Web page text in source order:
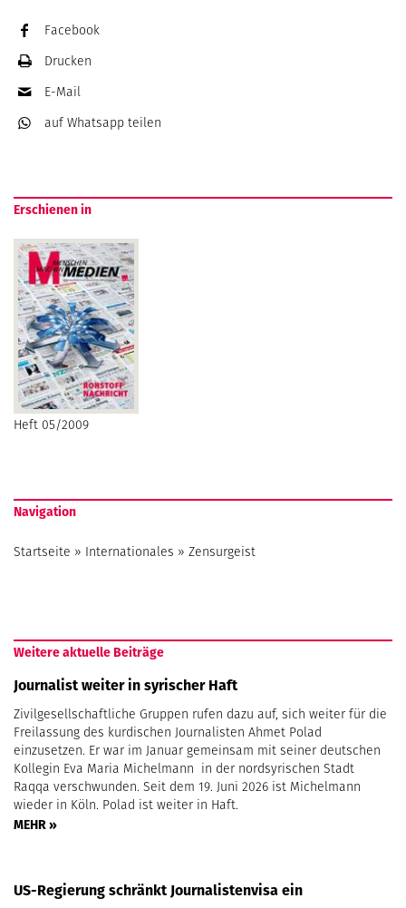
Facebook
Drucken
E-Mail
auf Whatsapp teilen
Erschienen in
Heft 05/2009
Navigation
Startseite » Internationales » Zensurgeist
Weitere aktuelle Beiträge
Journalist weiter in syrischer Haft
Zivilgesellschaftliche Gruppen rufen dazu auf, sich weiter für die
Freilassung des kurdischen Journalisten Ahmet Polad
einzusetzen. Er war im Januar gemeinsam mit seiner deutschen
Kollegin Eva Maria Michelmann in der nordsyrischen Stadt
Raqqa verschwunden. Seit dem 19. Juni 2026 ist Michelmann
wieder in Köln. Polad ist weiter in Haft.
MEHR »
US-Regierung schränkt Journalistenvisa ein